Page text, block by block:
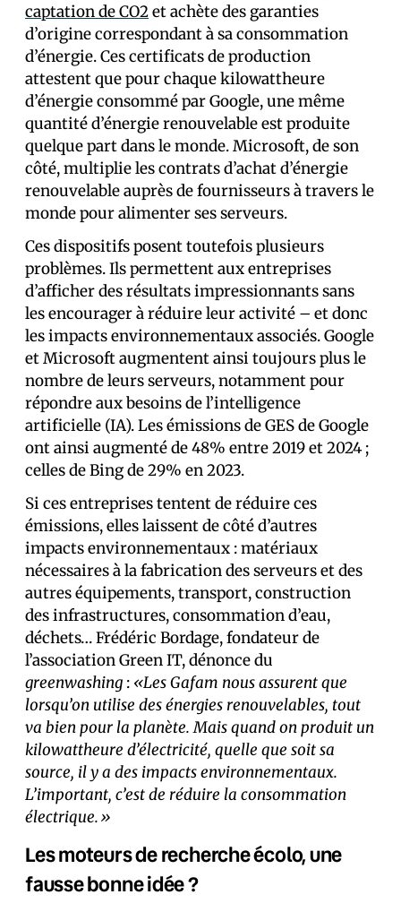
captation de CO2et achète des garanties
d’origine correspondant à sa consommation
d’énergie. Ces certificats de production
attestent que pour chaque kilowattheure
d’énergie consommé par Google, une même
quantité d’énergie renouvelable est produite
quelque part dans le monde. Microsoft, de son
côté, multiplie les contrats d’achat d’énergie
renouvelable auprès de fournisseurs à travers le
monde pour alimenter ses serveurs.
Ces dispositifs posent toutefois plusieurs
problèmes. Ils permettent aux entreprises
d’afficher des résultats impressionnants sans
les encourager à réduire leur activité – et donc
les impacts environnementaux associés. Google
et Microsoft augmentent ainsi toujours plus le
nombre de leurs serveurs, notamment pour
répondre aux besoins de l’intelligence
artificielle (IA). Les émissions de GES de Google
ont ainsi augmenté de 48% entre 2019 et 2024 ;
celles de Bing de 29% en 2023.
Si ces entreprises tentent de réduire ces
émissions, elles laissent de côté d’autres
impacts environnementaux : matériaux
nécessaires à la fabrication des serveurs et des
autres équipements, transport, construction
des infrastructures, consommation d’eau,
déchets… Frédéric Bordage, fondateur de
l’association Green IT, dénonce du
greenwashing : «Les Gafam nous assurent que
lorsqu’on utilise des énergies renouvelables, tout
va bien pour la planète. Mais quand on produit un
kilowattheure d’électricité, quelle que soit sa
source, il y a des impacts environnementaux.
L’important, c’est de réduire la consommation
électrique.»
Les moteurs de recherche écolo, une
fausse bonne idée ?